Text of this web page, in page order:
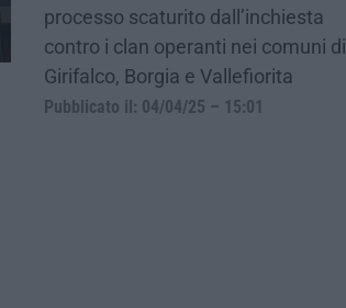
processo scaturito dall’inchiesta
contro i clan operanti nei comuni di
Girifalco, Borgia e Vallefiorita
Pubblicato il: 04/04/25 – 15:01